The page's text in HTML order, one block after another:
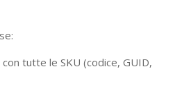
tutte le SKU (codice, GUID,